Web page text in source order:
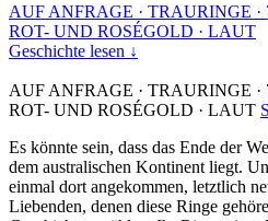
AUF ANFRAGE · TRAURINGE ·
ROT- UND ROSÉGOLD · LAUT
Geschichte lesen ↓
AUF ANFRAGE · TRAURINGE ·
ROT- UND ROSÉGOLD · LAUT
Es könnte sein, dass das Ende der
dem australischen Kontinent liegt.
einmal dort angekommen, letztlich
Liebenden, denen diese Ringe